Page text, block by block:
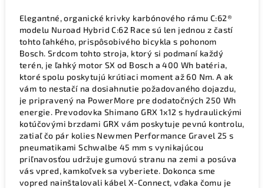
Elegantné, organické krivky karbónového rámu C:62®
modelu Nuroad Hybrid C:62 Race sú len jednou z častí
tohto ľahkého, prispôsobivého bicykla s pohonom
Bosch. Srdcom tohto stroja, ktorý si podmaní každý
terén, je ľahký motor SX od Bosch a 400 Wh batéria,
ktoré spolu poskytujú krútiaci moment až 60 Nm. A ak
vám to nestačí na dosiahnutie požadovaného dojazdu,
je pripravený na PowerMore pre dodatočných 250 Wh
energie. Prevodovka Shimano GRX 1x12 s hydraulickými
kotúčovými brzdami GRX vám poskytuje pevnú kontrolu,
zatiaľ čo pár kolies Newmen Performance Gravel 25 s
pneumatikami Schwalbe 45 mm s vynikajúcou
priľnavosťou udržuje gumovú stranu na zemi a posúva
vás vpred, kamkoľvek sa vyberiete. Dokonca sme
vopred nainštalovali kábel X-Connect, vďaka čomu je